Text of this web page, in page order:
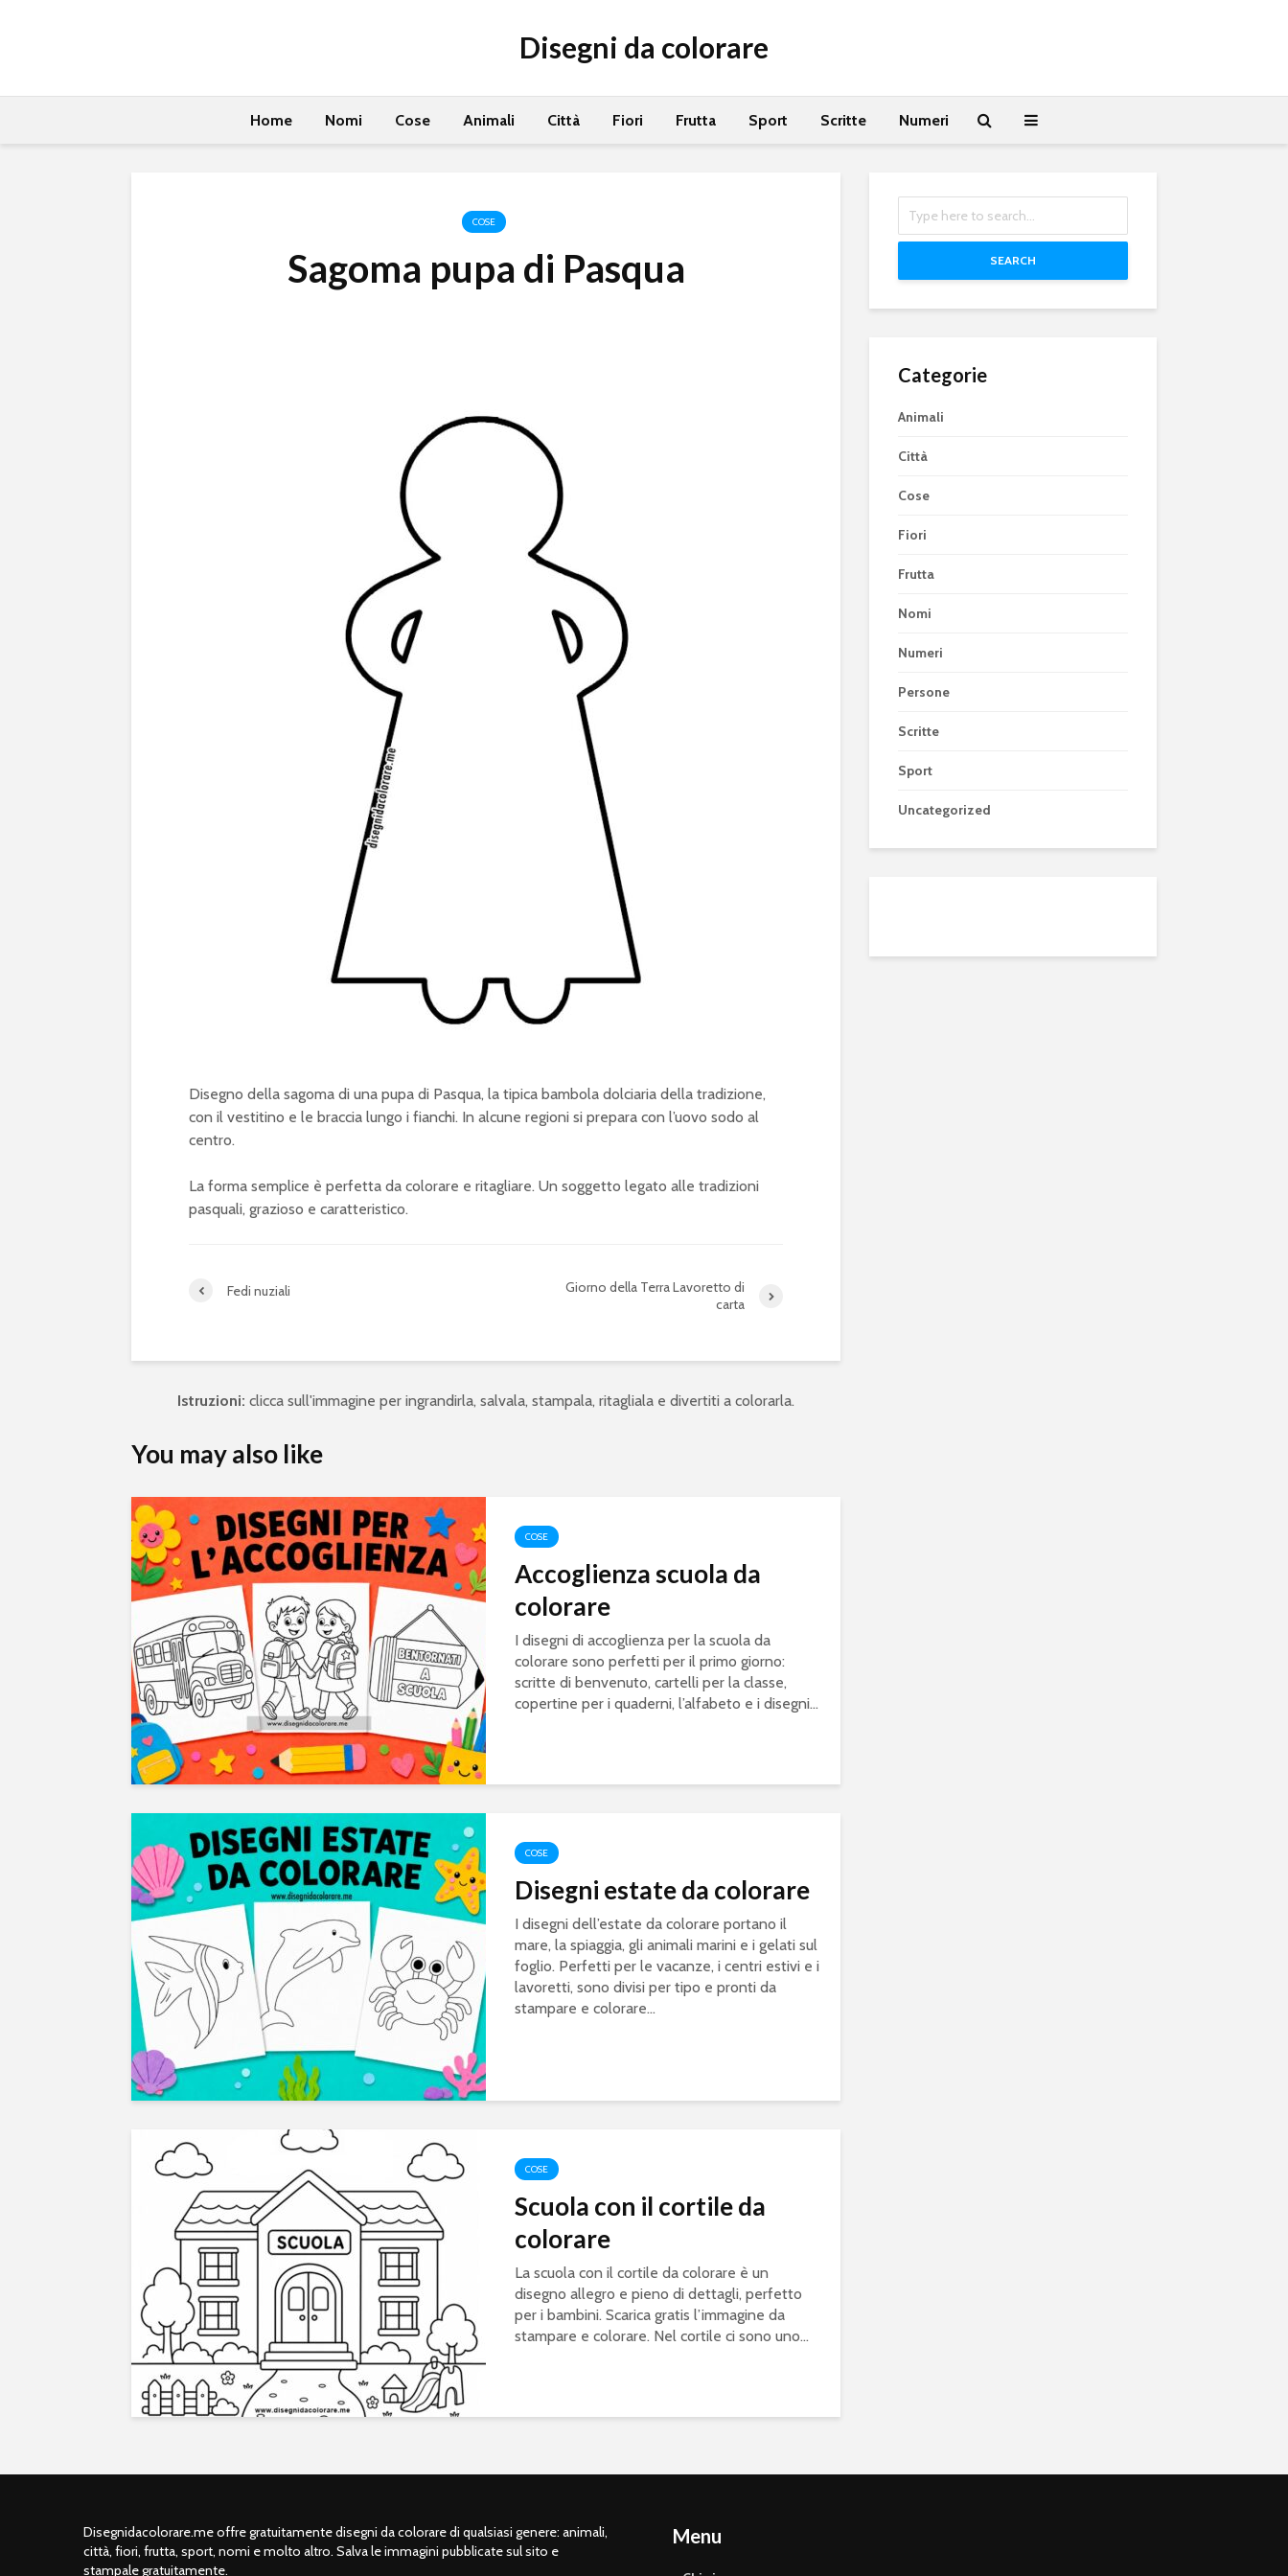
Disegni da colorare
Home Nomi Cose Animali Città Fiori Frutta Sport Scritte Numeri
COSE
Sagoma pupa di Pasqua
Disegno della sagoma di una pupa di Pasqua, la tipica bambola dolciaria della tradizione,
con il vestitino e le braccia lungo i fianchi. In alcune regioni si prepara con l’uovo sodo al
centro.
La forma semplice è perfetta da colorare e ritagliare. Un soggetto legato alle tradizioni
pasquali, grazioso e caratteristico.
Fedi nuziali
Giorno della Terra Lavoretto di
carta
Istruzioni: clicca sull'immagine per ingrandirla, salvala, stampala, ritagliala e divertiti a colorarla.
You may also like
COSE
Accoglienza scuola da
colorare
I disegni di accoglienza per la scuola da
colorare sono perfetti per il primo giorno:
scritte di benvenuto, cartelli per la classe,
copertine per i quaderni, l’alfabeto e i disegni...
COSE
Disegni estate da colorare
I disegni dell’estate da colorare portano il
mare, la spiaggia, gli animali marini e i gelati sul
foglio. Perfetti per le vacanze, i centri estivi e i
lavoretti, sono divisi per tipo e pronti da
stampare e colorare...
COSE
Scuola con il cortile da
colorare
La scuola con il cortile da colorare è un
disegno allegro e pieno di dettagli, perfetto
per i bambini. Scarica gratis l’immagine da
stampare e colorare. Nel cortile ci sono uno...
SEARCH
Categorie
Animali
Città
Cose
Fiori
Frutta
Nomi
Numeri
Persone
Scritte
Sport
Uncategorized
Disegnidacolorare.me offre gratuitamente disegni da colorare di qualsiasi genere: animali,
città, fiori, frutta, sport, nomi e molto altro. Salva le immagini pubblicate sul sito e
stampale gratuitamente.
Menu